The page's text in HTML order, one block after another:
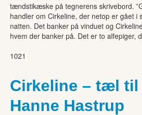
tændstikæske på tegnerens skrivebord.
handler om Cirkeline, der netop er gået i
natten. Det banker på vinduet og
hvem der banker på. Det er to alfepiger,
1021
Cirkeline – tæl til
Hanne Hastrup